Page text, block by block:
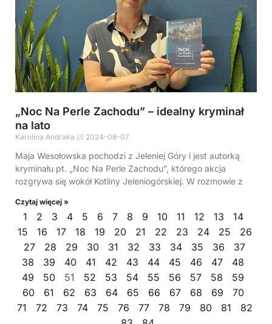
„Noc Na Perle Zachodu” – idealny kryminał
na lato
Karolina Andraka 2024-08-07
Maja Wesołowska pochodzi z Jeleniej Góry i jest autorką
kryminału pt. „Noc Na Perle Zachodu”, którego akcja
rozgrywa się wokół Kotliny Jeleniogórskiej. W rozmowie z
Czytaj więcej »
1 2 3 4 5 6 7 8 9 10 11 12 13
14
15
16 17 18 19 20 21 22 23 24 25
26
27
28 29 30 31 32 33 34 35 36
37
38
39 40 41 42 43 44 45 46 47
48
49
50 51 52 53 54 55 56 57 58
59
60
61 62 63 64 65 66 67 68 69
70
71
72 73 74 75 76 77 78 79 80 81
82